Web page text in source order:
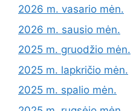
2026 m. vasario mėn.
2026 m. sausio mėn.
2025 m. gruodžio mėn.
2025 m. lapkričio mėn.
2025 m. spalio mėn.